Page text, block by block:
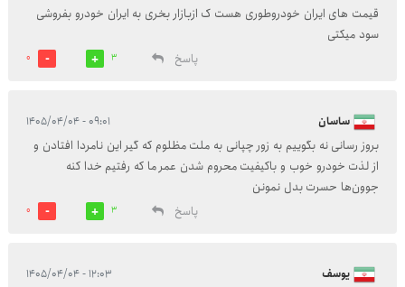
قیمت های ایران خودروطوری هست ک ازبازار بخری به ایران خودرو بفروشی
سود میکتی
پاسخ
3
0
ساسان ۰۹:۰۱ - ۱۴۰۵/۰۴/۰۴
بروز رسانی نه بگوییم به زور چپانی به ملت مظلوم که گیر این نامردا افتادن و
از لذت خودرو خوب و باکیفیت محروم شدن عمر ما که رفتیم خدا کنه
جوون‌ها حسرت بدل نمونن
پاسخ
3
0
یوسف ۱۲:۰۳ - ۱۴۰۵/۰۴/۰۴